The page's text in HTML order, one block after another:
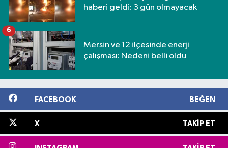
haberi geldi: 3 gün olmayacak
Mersin ve 12 ilçesinde enerji
çalışması: Nedeni belli oldu
6
FACEBOOK BEĞEN
X TAKIP ET